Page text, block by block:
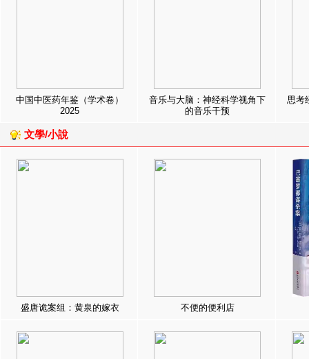
中国中医药年鉴（学术卷）
2025
音乐与大脑：神经科学视角下
的音乐干预
思考
文學/小說
盛唐诡案组：黄泉的嫁衣 不便的便利店